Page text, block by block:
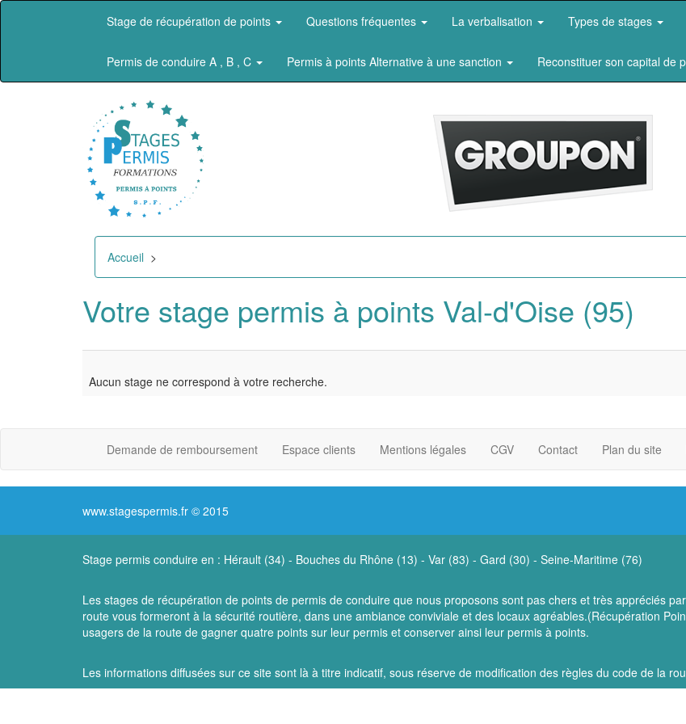
Stage de récupération de points Questions fréquentes La verbalisation Types de stages
Permis de conduire A , B , C Permis à points Alternative à une sanction Reconstituer son capital de
Accueil >
Votre stage permis à points Val-d'Oise (95)
Aucun stage ne correspond à votre recherche.
Demande de remboursement Espace clients Mentions légales CGV Contact Plan du site
www.stagespermis.fr © 2015
Stage permis conduire en : Hérault (34) - Bouches du Rhône (13) - Var (83) - Gard (30) - Seine-Maritime (76)
Les stages de récupération de points de permis de conduire que nous proposons sont pas chers et très appréciés
route vous formeront à la sécurité routière, dans une ambiance conviviale et des locaux agréables.(Récupération
usagers de la route de gagner quatre points sur leur permis et conserver ainsi leur permis à points.
Les informations diffusées sur ce site sont là à titre indicatif, sous réserve de modification des règles du code de la